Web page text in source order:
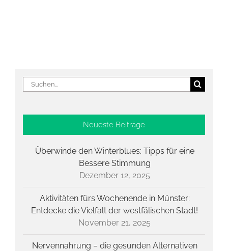
Suche
nach:
Neueste Beiträge
Überwinde den Winterblues: Tipps für eine
Bessere Stimmung
Dezember 12, 2025
Aktivitäten fürs Wochenende in Münster:
Entdecke die Vielfalt der westfälischen Stadt!
November 21, 2025
Nervennahrung – die gesunden Alternativen